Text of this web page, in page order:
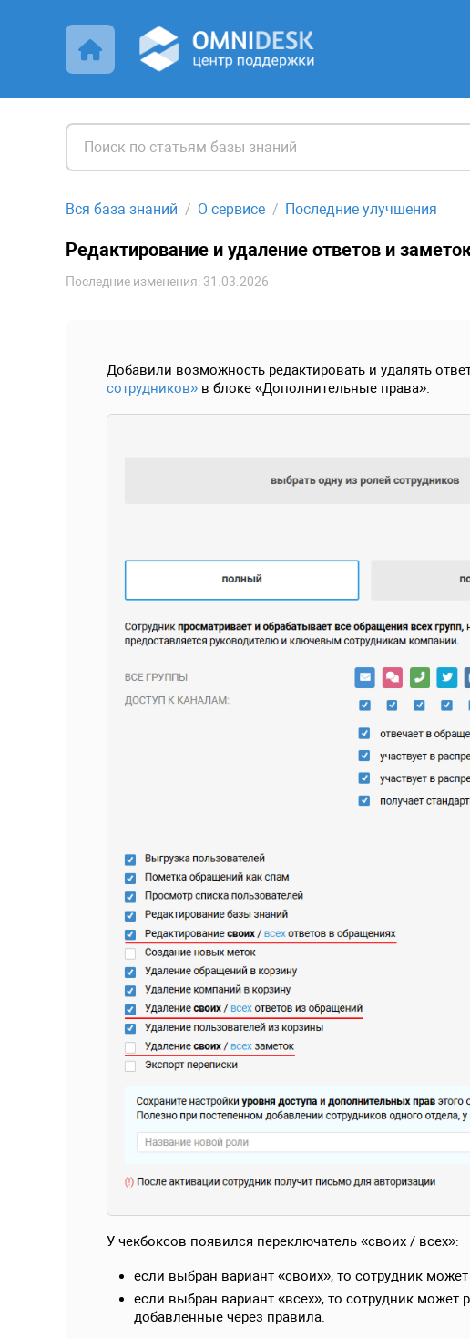
Вся база знаний О сервисе Последние улучшения
Редактирование и удаление ответов и
Последние изменения: 31.03.2026
Добавили возможность редактировать и удалять
сотрудников» в блоке «Дополнительные права».
У чекбоксов появился переключатель «своих / всех»:
если выбран вариант «своих», то сотрудник
если выбран вариант «всех», то сотрудник
добавленные через правила.